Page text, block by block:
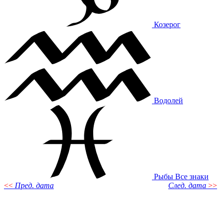
Козерог
Водолей
Рыбы Все знаки
<< Пред. дата След. дата >>